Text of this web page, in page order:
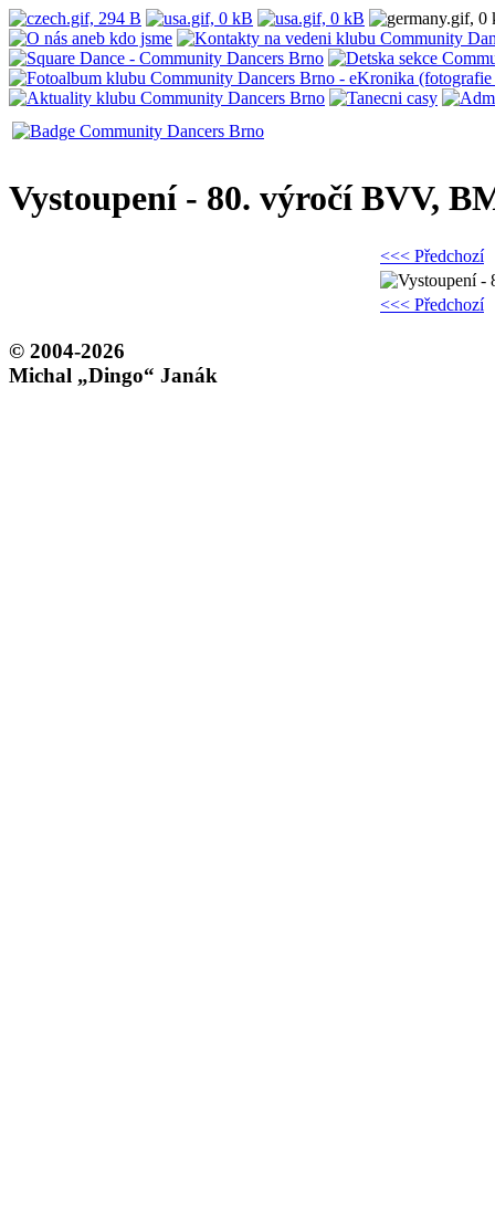
Vystoupení - 80. výročí BVV,
<<< Předchozí
<<< Předchozí
© 2004-2026
Michal „Dingo“ Janák